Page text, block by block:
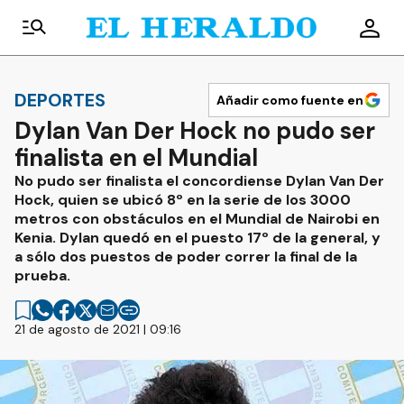
DEPORTES Añadir como fuente en
Dylan Van Der Hock no pudo ser
finalista en el Mundial
No pudo ser finalista el concordiense Dylan Van Der
Hock, quien se ubicó 8º en la serie de los 3000
metros con obstáculos en el Mundial de Nairobi en
Kenia. Dylan quedó en el puesto 17º de la general, y
a sólo dos puestos de poder correr la final de la
prueba.
21 de agosto de 2021 | 09:16